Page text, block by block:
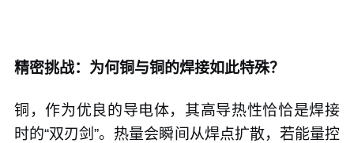
精密挑战：为何铜与铜的焊接如此特殊？
铜，作为优良的导电体，其高导热性恰恰是焊接
时的“双刃剑”。热量会瞬间从焊点扩散，若能量控